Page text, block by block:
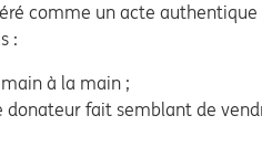
comme un acte
:
à la main ;
donateur fait semblant de